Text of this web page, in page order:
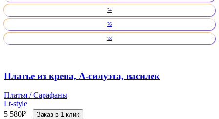
74
76
78
Платье из крепа, А-силуэта, василек
Платья / Сарафаны
Lt-style
5 580₽ Заказ в 1 клик